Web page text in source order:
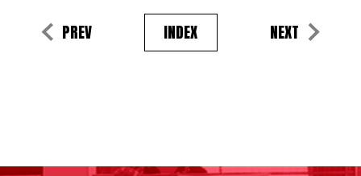
PREV INDEX NEXT